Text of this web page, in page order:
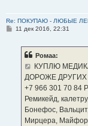
Re: ПОКУПАЮ - ЛЮБЫЕ
С11 дек 2016, 22:31
Ромаа:
КУПЛЮ
ДОРОЖЕ ДРУГИХ
‪+7 966 301 70 84‬
Ремикейд,
Бонефос,
Мирцера,